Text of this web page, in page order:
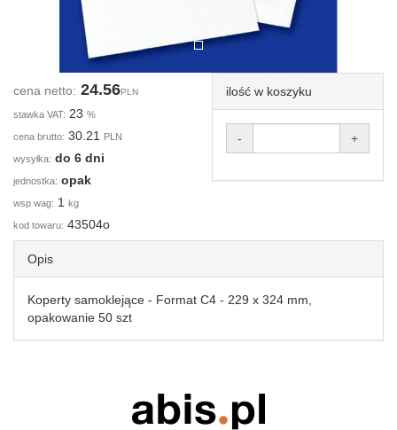
cena netto: 24.56PLN
stawka VAT: 23 %
cena brutto: 30.21 PLN
wysyłka: do 6 dni
jednostka: opak
wsp wag: 1 kg
kod towaru: 43504o
ilość w koszyku
- +
Opis
Koperty samoklejące - Format C4 - 229 x 324 mm,
opakowanie 50 szt